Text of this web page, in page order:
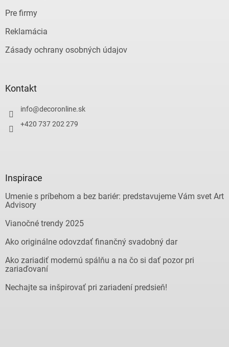
Pre firmy
Reklamácia
Zásady ochrany osobných údajov
Kontakt
info@decoronline.sk
+420 737 202 279
Inspirace
Umenie s príbehom a bez bariér: predstavujeme Vám svet Art
Advisory
Vianočné trendy 2025
Ako originálne odovzdať finančný svadobný dar
Ako zariadiť modernú spálňu a na čo si dať pozor pri
zariaďovaní
Nechajte sa inšpirovať pri zariadení predsieň!